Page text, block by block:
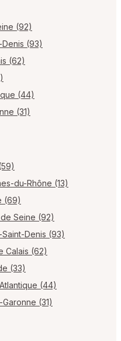
(92)
(93)
(62)
(44)
(31)
du-Rhône (13)
(69)
Seine (92)
Denis (93)
Calais (62)
(33)
(44)
(31)